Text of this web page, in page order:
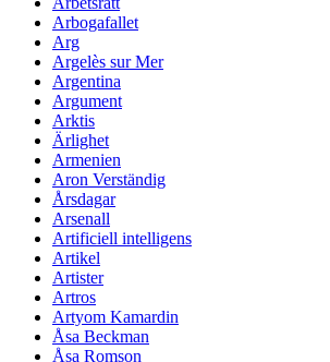
Arbogafallet
Arg
Argelès sur Mer
Argentina
Argument
Arktis
Ärlighet
Armenien
Aron Verständig
Årsdagar
Arsenall
Artificiell intelligens
Artikel
Artister
Artros
Artyom Kamardin
Åsa Beckman
Åsa Romson